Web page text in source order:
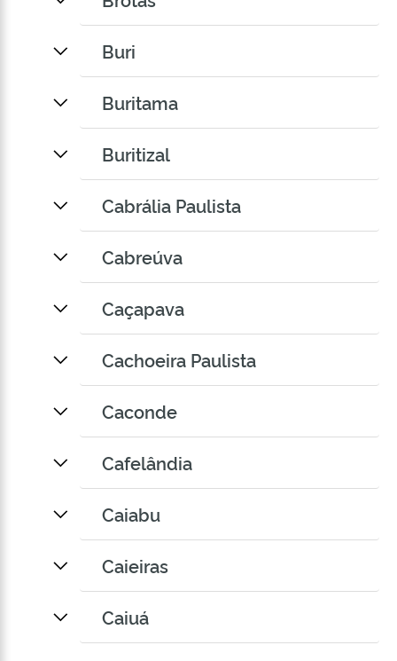
Buri
Buritama
Buritizal
Cabrália Paulista
Cabreúva
Caçapava
Cachoeira Paulista
Caconde
Cafelândia
Caiabu
Caieiras
Caiuá